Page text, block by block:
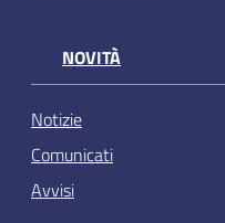
NOVITÀ
Notizie
Comunicati
Avvisi